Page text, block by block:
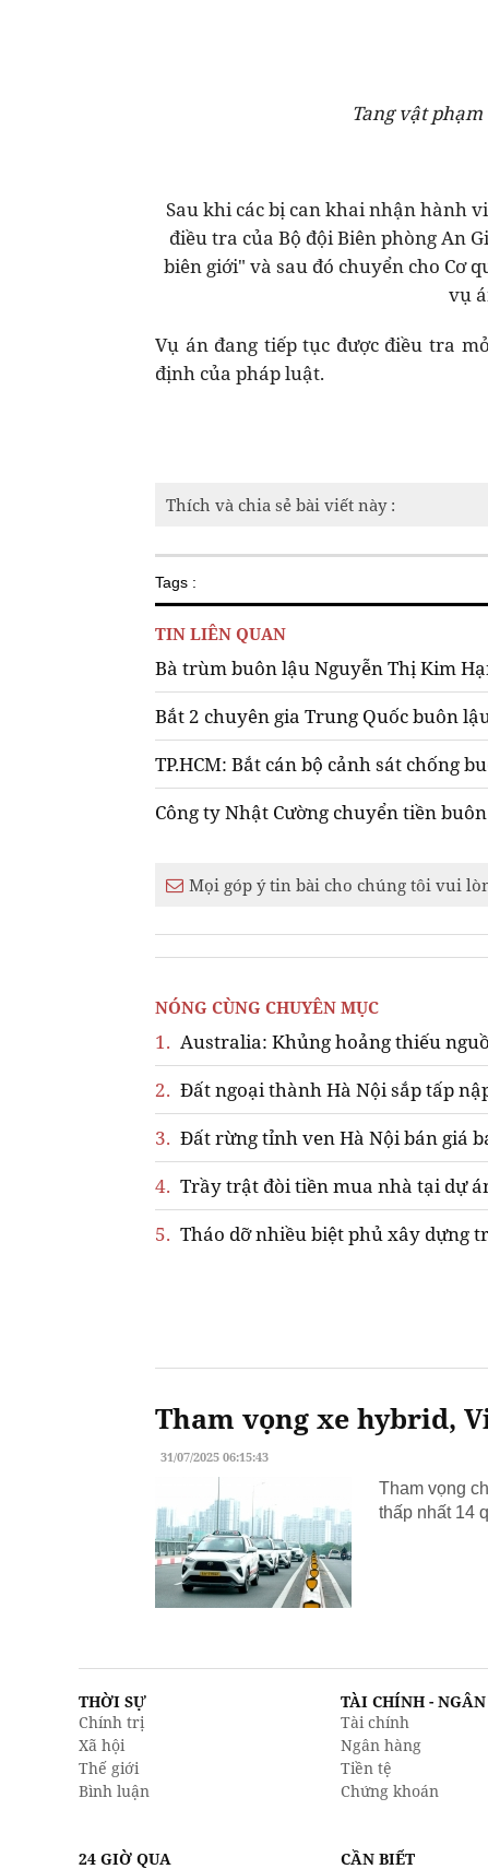
Tang vật
Sau khi các bị can khai nhận hành
điều tra của Bộ đội Biên phòng An
biên giới" và sau đó chuyển cho Cơ
vụ
Vụ án đang tiếp tục được điều tra
định của pháp luật.
Thích và chia sẻ bài viết này :
Tags :
TIN LIÊN QUAN
Bà trùm buôn lậu Nguyễn Thị Kim
Bắt 2 chuyên gia Trung Quốc buôn lậu
TP.HCM: Bắt cán bộ cảnh sát chống
Công ty Nhật Cường chuyển tiền
Mọi góp ý tin bài cho chúng tôi vui
NÓNG CÙNG CHUYÊN MỤC
1. Australia: Khủng hoảng thiếu
2. Đất ngoại thành Hà Nội sắp tấp
3. Đất rừng tỉnh ven Hà Nội bán giá
4. Trầy trật đòi tiền mua nhà tại dự
5. Tháo dỡ nhiều biệt phủ xây dựng
Tham vọng xe hybrid,
31/07/2025 06:15:43
Tham vọng
thấp nhất 14
THỜI SỰ
Chính trị
Xã hội
Thế giới
Bình luận
TÀI CHÍNH -
Tài chính
Ngân hàng
Tiền tệ
Chứng khoán
24 GIỜ QUA CẦN BIẾT